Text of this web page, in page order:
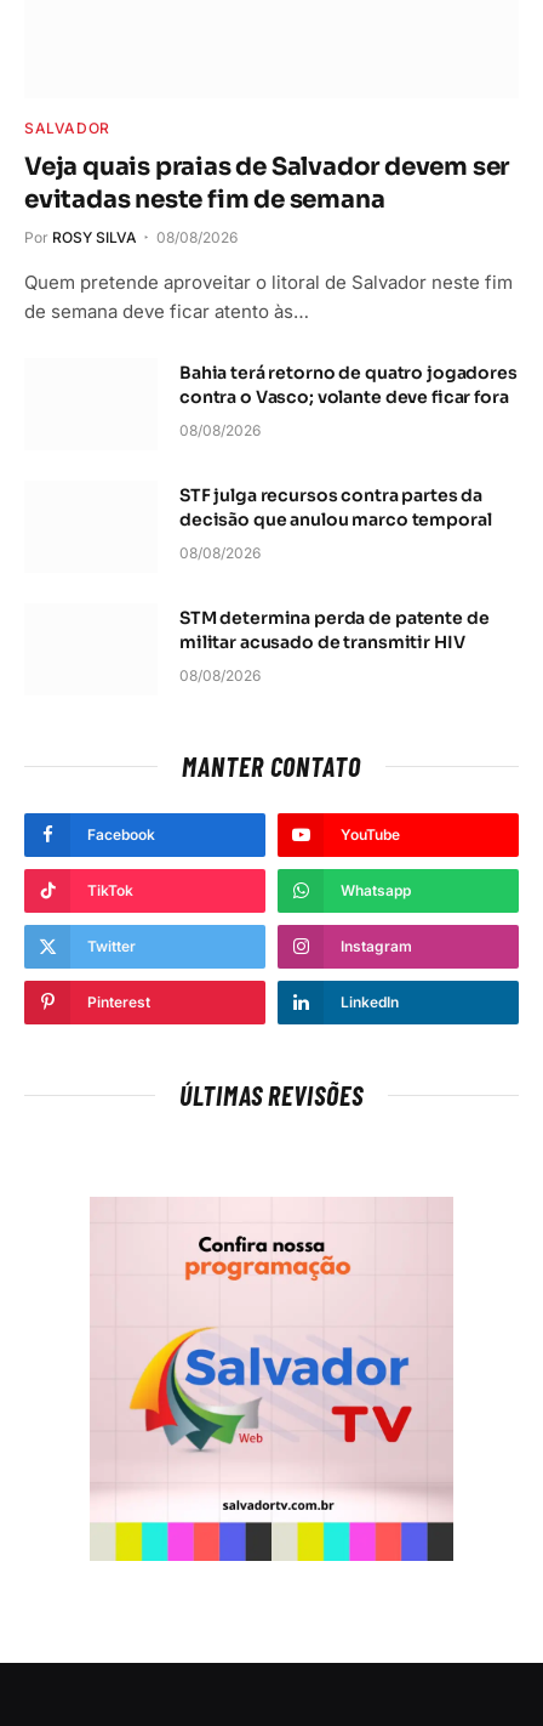
SALVADOR
Veja quais praias de Salvador devem ser
evitadas neste fim de semana
Por ROSY SILVA 08/08/2026
Quem pretende aproveitar o litoral de Salvador neste fim
de semana deve ficar atento às…
Bahia terá retorno de quatro jogadores
contra o Vasco; volante deve ficar fora
08/08/2026
STF julga recursos contra partes da
decisão que anulou marco temporal
08/08/2026
STM determina perda de patente de
militar acusado de transmitir HIV
08/08/2026
MANTER CONTATO
Facebook YouTube
TikTok Whatsapp
Twitter Instagram
Pinterest LinkedIn
ÚLTIMAS REVISÕES